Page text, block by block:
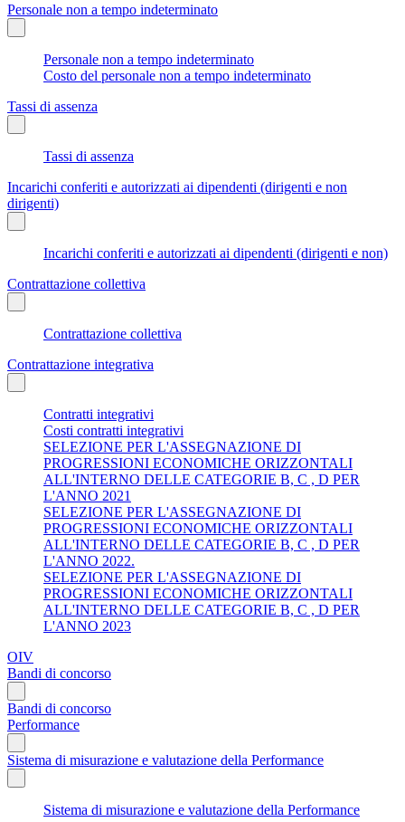
Personale non a tempo indeterminato
Personale non a tempo indeterminato
Costo del personale non a tempo indeterminato
Tassi di assenza
Tassi di assenza
Incarichi conferiti e autorizzati ai dipendenti (dirigenti e non
dirigenti)
Incarichi conferiti e autorizzati ai dipendenti (dirigenti e non)
Contrattazione collettiva
Contrattazione collettiva
Contrattazione integrativa
Contratti integrativi
Costi contratti integrativi
SELEZIONE PER L'ASSEGNAZIONE DI
PROGRESSIONI ECONOMICHE ORIZZONTALI
ALL'INTERNO DELLE CATEGORIE B, C , D PER
L'ANNO 2021
SELEZIONE PER L'ASSEGNAZIONE DI
PROGRESSIONI ECONOMICHE ORIZZONTALI
ALL'INTERNO DELLE CATEGORIE B, C , D PER
L'ANNO 2022.
SELEZIONE PER L'ASSEGNAZIONE DI
PROGRESSIONI ECONOMICHE ORIZZONTALI
ALL'INTERNO DELLE CATEGORIE B, C , D PER
L'ANNO 2023
OIV
Bandi di concorso
Bandi di concorso
Performance
Sistema di misurazione e valutazione della Performance
Sistema di misurazione e valutazione della Performance